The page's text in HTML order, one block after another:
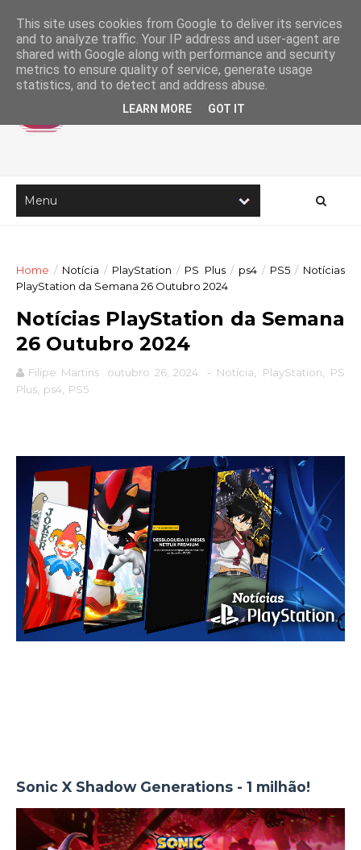
Home / Notícia / PlayStation / PS Plus / ps4 / PS5 / Notícias
PlayStation da Semana 26 Outubro 2024
Notícias PlayStation da Semana
26 Outubro 2024
Filipe Martins outubro 26, 2024 - Notícia PlayStation
PS
Plus ps4 PS5
Sonic X Shadow Generations - 1 milhão!
This site uses cookies from Google to deliver its services
and to analyze traffic. Your IP address and user-agent are
shared with Google along with performance and security
metrics to ensure quality of service, generate usage
statistics, and to detect and address abuse.
LEARN MORE GOT IT